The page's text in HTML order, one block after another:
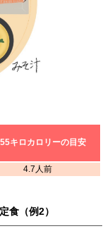
キロカロリーの目安
4.7人前
食（例2）